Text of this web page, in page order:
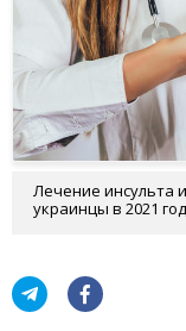
Лечение инсульта
украинцы в 2021